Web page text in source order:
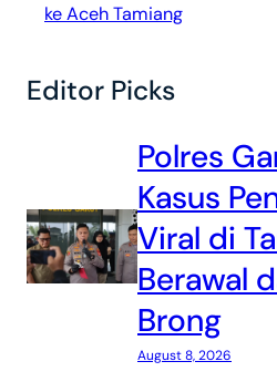
ke Aceh Tamiang
Editor Picks
Polres
Kasus
Viral di
Berawal
Brong
August 8, 2026